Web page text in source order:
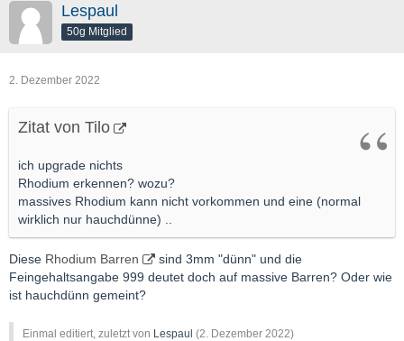
Lespaul
50g Mitglied
2. Dezember 2022
Zitat von Tilo
ich upgrade nichts
Rhodium erkennen? wozu?
massives Rhodium kann nicht vorkommen und eine (normal
wirklich nur hauchdünne) ..
Diese Rhodium Barren
sind 3mm "dünn" und die
Feingehaltsangabe 999 deutet doch auf massive Barren? Oder wie
ist hauchdünn gemeint?
Einmal editiert, zuletzt von Lespaul (2. Dezember 2022)